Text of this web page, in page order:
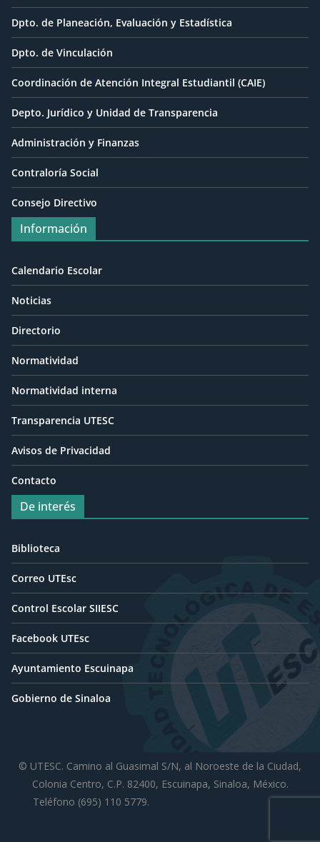
Dpto. de Planeación, Evaluación y Estadística
Dpto. de Vinculación
Coordinación de Atención Integral Estudiantil (CAIE)
Depto. Jurídico y Unidad de Transparencia
Administración y Finanzas
Contraloría Social
Consejo Directivo
Información
Calendario Escolar
Noticias
Directorio
Normatividad
Normatividad interna
Transparencia UTESC
Avisos de Privacidad
Contacto
De interés
Biblioteca
Correo UTEsc
Control Escolar SIIESC
Facebook UTEsc
Ayuntamiento Escuinapa
Gobierno de Sinaloa